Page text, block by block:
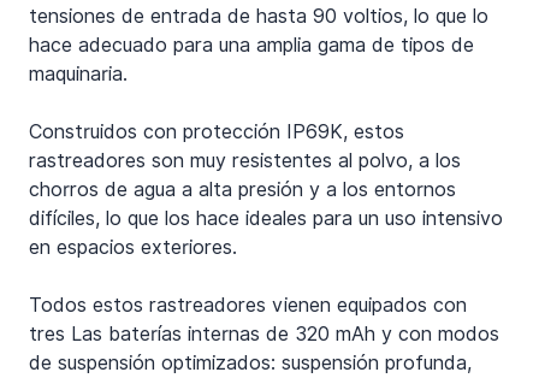
tensiones de entrada de hasta 90 voltios, lo que lo
hace adecuado para una amplia gama de tipos de
maquinaria.
Construidos con protección IP69K, estos
rastreadores son muy resistentes al polvo, a los
chorros de agua a alta presión y a los entornos
difíciles, lo que los hace ideales para un uso intensivo
en espacios exteriores.
Todos estos rastreadores vienen equipados con
tres Las baterías internas de 320 mAh y con modos
de suspensión optimizados: suspensión profunda,